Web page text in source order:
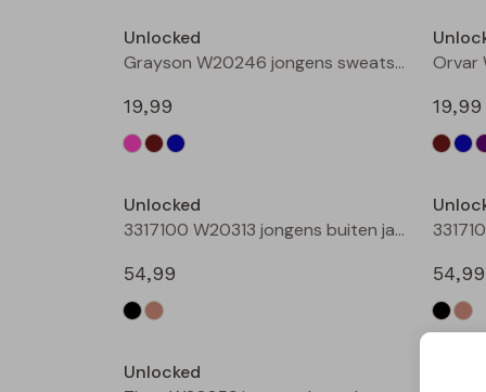
Unlocked
Grayson W20246 jongens sweatshirt Petrol
19,99
19,99
Unlocked
3317100 W20313 jongens buiten jack Zwart
54,99
54,99
Unlocked